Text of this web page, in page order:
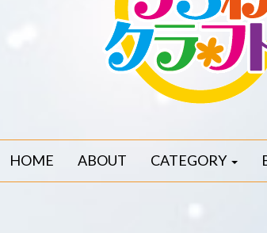
HOME ABOUT CATEGORY